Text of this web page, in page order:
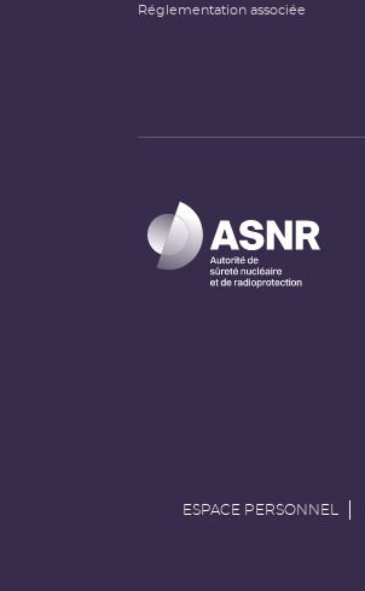
Réglementation associée
ESPACE PERSONNEL